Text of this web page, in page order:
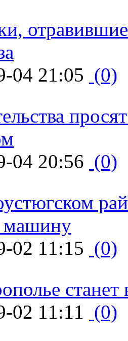
04 21:05 (0)
04 20:56 (0)
машину
02 11:15 (0)
02 11:11 (0)